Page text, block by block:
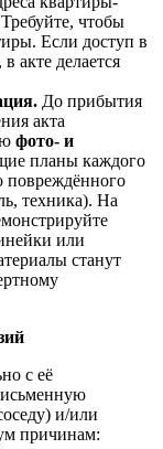
чтобы
Если доступ в
акте делается
До прибытия
акта
фото- и
планы каждого
техника). На
или
станут
с её
и/или
причинам: